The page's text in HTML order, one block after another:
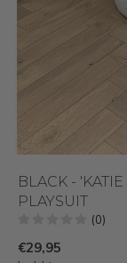
BLACK -
PLAYSUIT
(0)
€29,95